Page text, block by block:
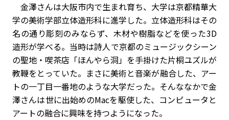
金澤さんは大阪市内で生まれ育ち、大学は京都精華大
学の美術学部立体造形科に進学した。立体造形科はその
名の通り彫刻のみならず、木材や樹脂などを使った3D
造形が学べる。当時は詩人で京都のミュージックシーン
の聖地・喫茶店「ほんやら洞」を手掛けた片桐ユズルが
教鞭をとっていた。まさに美術と音楽が融合した、アー
トの一丁目一番地のような大学だった。そんななかで金
澤さんは世に出始めのMacを駆使した、コンピュータと
アートの融合に興味を持つようになった。